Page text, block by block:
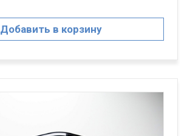
Добавить в корзину